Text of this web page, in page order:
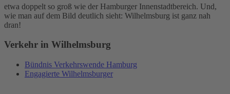
etwa doppelt so groß wie der Hamburger Innenstadtbereich. Und,
wie man auf dem Bild deutlich sieht: Wilhelmsburg ist ganz nah
dran!
Verkehr in Wilhelmsburg
Bündnis Verkehrswende Hamburg
Engagierte Wilhelmsburger